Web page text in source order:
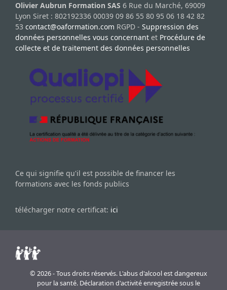
Olivier Aubrun Formation SAS 6 Rue du Marché, 69009
Lyon Siret : 802192336 00039 09 86 55 80 95 06 18 42 82
53 contact@oaformation.com RGPD - Suppression des
données personnelles vous concernant et Procédure de
collecte et de traitement des données personnelles
Ce qui signifie qu'il est possible de financer les
formations avec les fonds publics
télécharger notre certificat: ici
© 2026 - Tous droits réservés. L'abus d'alcool est dangereux
pour la santé. Déclaration d'activité enregistrée sous le